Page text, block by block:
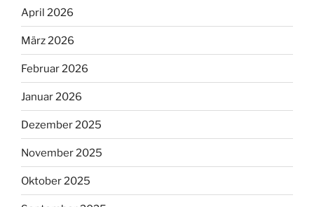
April 2026
März 2026
Februar 2026
Januar 2026
Dezember 2025
November 2025
Oktober 2025